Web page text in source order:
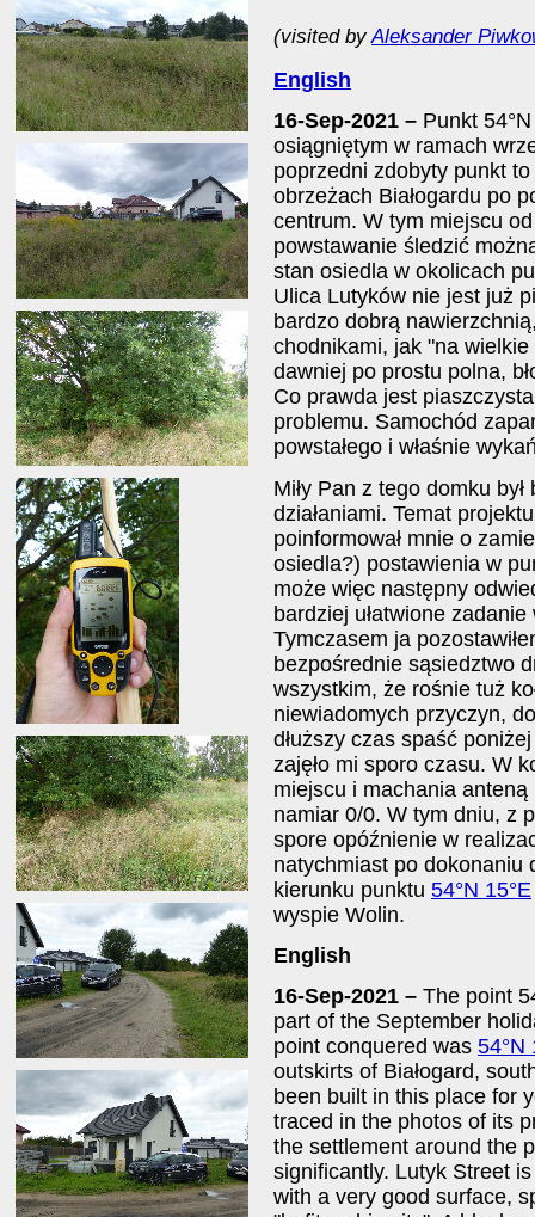
(visited byAleksander
English
16-Sep-2021 – Punkt
osiągniętym w ramach
poprzedni zdobyty punkt to
obrzeżach Białogardu po
centrum. W tym miejscu
powstawanie śledzić
stan osiedla w okolicach
Ulica Lutyków nie jest już
bardzo dobrą
chodnikami, jak "na
dawniej po prostu polna,
Co prawda jest
problemu. Samochód
powstałego i właśnie
Miły Pan z tego domku
działaniami. Temat
poinformował mnie o
osiedla?) postawienia w
może więc następny
bardziej ułatwione
Tymczasem ja
bezpośrednie sąsiedztwo
wszystkim, że rośnie tuż
niewiadomych przyczyn,
dłuższy czas spaść
zajęło mi sporo czasu. W
miejscu i machania anteną
namiar 0/0. W tym dniu, z
spore opóźnienie w
natychmiast po dokonaniu
kierunku punktu 54°N 15°E
wyspie Wolin.
English
16-Sep-2021 – The point
part of the September
point conquered was 54°N
outskirts of Białogard,
been built in this place for
traced in the photos of its
the settlement around the
significantly. Lutyk Street
with a very good surface,